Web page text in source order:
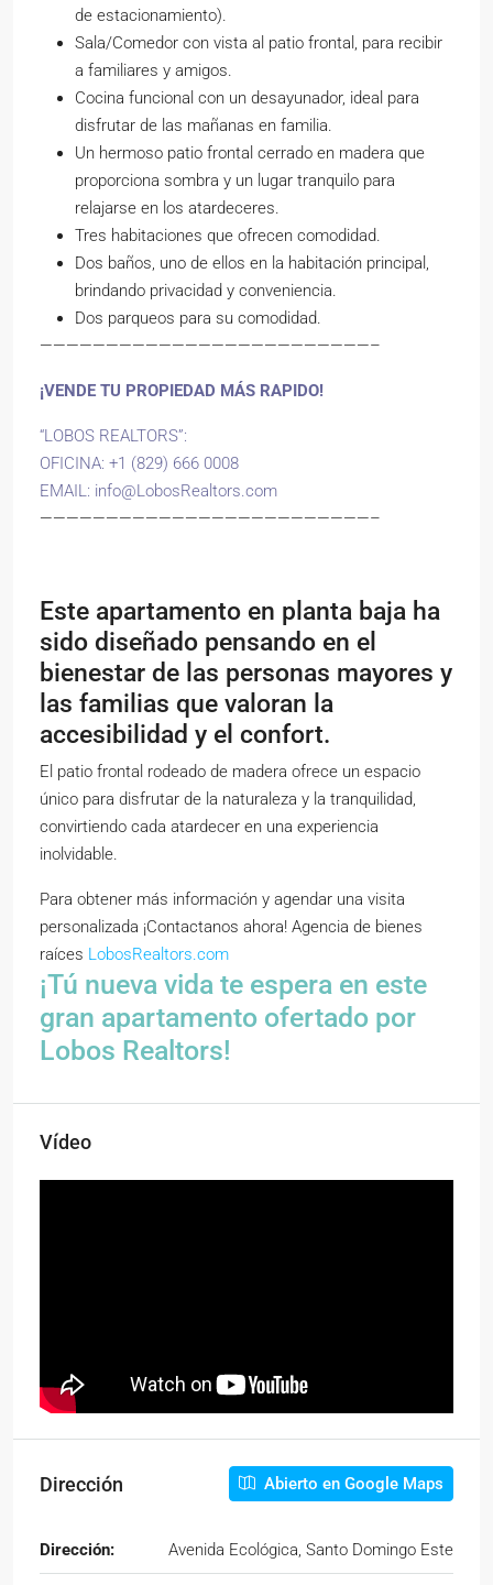
de estacionamiento).
Sala/Comedor con vista al patio frontal, para recibir
a familiares y amigos.
Cocina funcional con un desayunador, ideal para
disfrutar de las mañanas en familia.
Un hermoso patio frontal cerrado en madera que
proporciona sombra y un lugar tranquilo para
relajarse en los atardeceres.
Tres habitaciones que ofrecen comodidad.
Dos baños, uno de ellos en la habitación principal,
brindando privacidad y conveniencia.
Dos parqueos para su comodidad.
—————————————————————————–
¡VENDE TU PROPIEDAD MÁS RAPIDO!
“LOBOS REALTORS”:
OFICINA: +1 (829) 666 0008
EMAIL: info@LobosRealtors.com
—————————————————————————–
Este apartamento en planta baja ha
sido diseñado pensando en el
bienestar de las personas mayores y
las familias que valoran la
accesibilidad y el confort.
El patio frontal rodeado de madera ofrece un espacio
único para disfrutar de la naturaleza y la tranquilidad,
convirtiendo cada atardecer en una experiencia
inolvidable.
Para obtener más información y agendar una visita
personalizada ¡Contactanos ahora! Agencia de bienes
raíces LobosRealtors.com
¡Tú nueva vida te espera en este
gran apartamento ofertado por
Lobos Realtors!
Vídeo
Dirección Abierto en Google Maps
Dirección: Avenida Ecológica, Santo Domingo Este